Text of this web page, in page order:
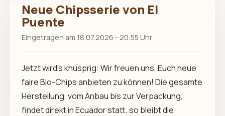
Neue Chipsserie von El
Puente
Eingetragen am 18.07.2026 - 20:55 Uhr
Jetzt wird’s knusprig: Wir freuen uns, Euch neue
faire Bio-Chips anbieten zu können! Die gesamte
Herstellung, vom Anbau bis zur Verpackung,
findet direkt in Ecuador statt, so bleibt die